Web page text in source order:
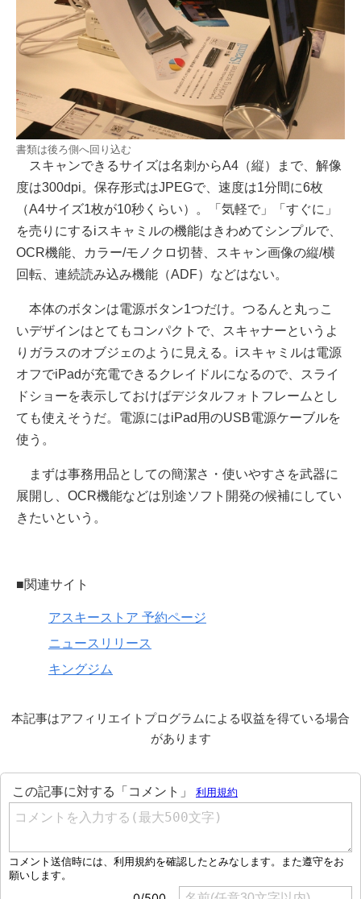
書類は後ろ側へ回り込む
スキャンできるサイズは名刺からA4（縦）まで、解像
度は300dpi。保存形式はJPEGで、速度は1分間に6枚
（A4サイズ1枚が10秒くらい）。「気軽で」「すぐに」
を売りにするiスキャミルの機能はきわめてシンプルで、
OCR機能、カラー/モノクロ切替、スキャン画像の縦/横
回転、連続読み込み機能（ADF）などはない。
本体のボタンは電源ボタン1つだけ。つるんと丸っこ
いデザインはとてもコンパクトで、スキャナーというよ
りガラスのオブジェのように見える。iスキャミルは電源
オフでiPadが充電できるクレイドルになるので、スライ
ドショーを表示しておけばデジタルフォトフレームとし
ても使えそうだ。電源にはiPad用のUSB電源ケーブルを
使う。
まずは事務用品としての簡潔さ・使いやすさを武器に
展開し、OCR機能などは別途ソフト開発の候補にしてい
きたいという。
■関連サイト
アスキーストア 予約ページ
ニュースリリース
キングジム
本記事はアフィリエイトプログラムによる収益を得ている場合
があります